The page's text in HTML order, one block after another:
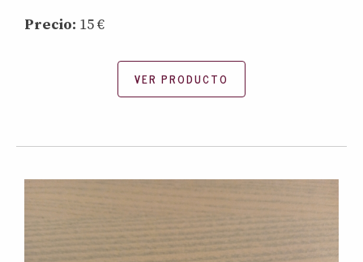
Precio: 15 €
VER PRODUCTO